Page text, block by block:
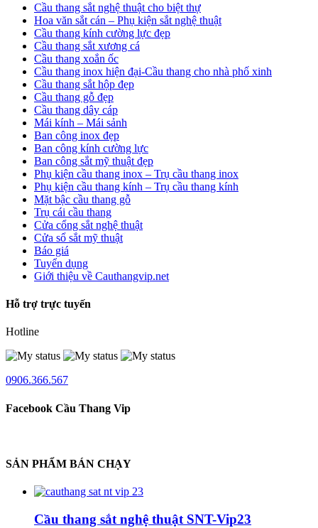
Cầu thang sắt nghệ thuật cho biệt thự
Hoa văn sắt cán – Phụ kiện sắt nghệ thuật
Cầu thang kính cường lực đẹp
Cầu thang sắt xương cá
Cầu thang xoắn ốc
Cầu thang inox hiện đại-Cầu thang cho nhà phố xinh
Cầu thang sắt hộp đẹp
Cầu thang gỗ đẹp
Cầu thang dây cáp
Mái kính – Mái sảnh
Ban công inox đẹp
Ban công kính cường lực
Ban công sắt mỹ thuật đẹp
Phụ kiện cầu thang inox – Trụ cầu thang inox
Phụ kiện cầu thang kính – Trụ cầu thang kính
Mặt bậc cầu thang gỗ
Trụ cái cầu thang
Cửa cổng sắt nghệ thuật
Cửa sổ sắt mỹ thuật
Báo giá
Tuyển dụng
Giới thiệu về Cauthangvip.net
Hỗ trợ trực tuyến
Hotline
0906.366.567
Facebook Cầu Thang Vip
SẢN PHẨM BÁN CHẠY
Cầu thang sắt nghệ thuật SNT-Vip23